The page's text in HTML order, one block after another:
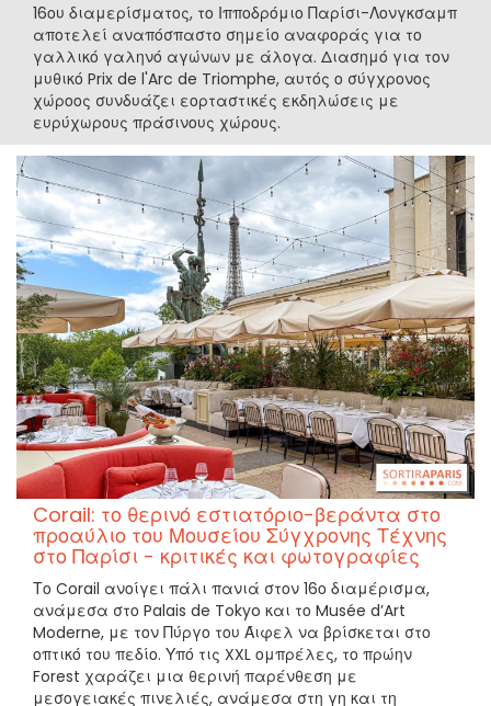
16ου διαμερίσματος, το Ιπποδρόμιο Παρίσι-Λονγκσαμπ
αποτελεί αναπόσπαστο σημείο αναφοράς για το
γαλλικό γαληνό αγώνων με άλογα. Διασημό για τον
μυθικό Prix de l'Arc de Triomphe, αυτός ο σύγχρονος
χώροος συνδυάζει εορταστικές εκδηλώσεις με
ευρύχωρους πράσινους χώρους.
Corail: το θερινό εστιατόριο-βεράντα στο
προαύλιο του Μουσείου Σύγχρονης Τέχνης
στο Παρίσι - κριτικές και φωτογραφίες
Το Corail ανοίγει πάλι πανιά στον 16ο διαμέρισμα,
ανάμεσα στο Palais de Tokyo και το Musée d’Art
Moderne, με τον Πύργο του Άιφελ να βρίσκεται στο
οπτικό του πεδίο. Υπό τις XXL ομπρέλες, το πρώην
Forest χαράζει μια θερινή παρένθεση με
μεσογειακές πινελιές, ανάμεσα στη γη και τη